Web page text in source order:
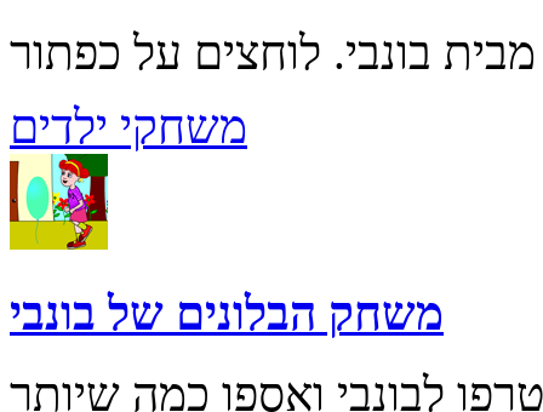
משחקי ילדים
משחק הבלונים של בונבי